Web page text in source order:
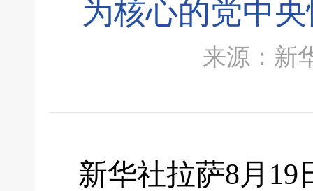
为核心的党中
来源：新
新华社拉萨8月